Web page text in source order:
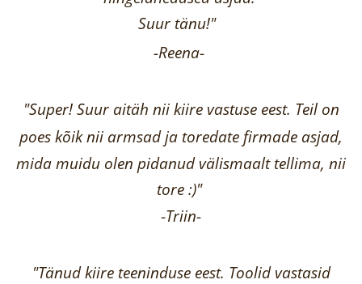
Suur tänu!"
-Reena-
"Super! Suur aitäh nii kiire vastuse eest. Teil on
poes kõik nii armsad ja toredate firmade asjad,
mida muidu olen pidanud välismaalt tellima, nii
tore :)"
-Triin-
"Tänud kiire teeninduse eest. Toolid vastasid